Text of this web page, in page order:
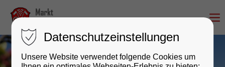
Datenschutzeinstellungen
Unsere Website verwendet folgende Cookies um